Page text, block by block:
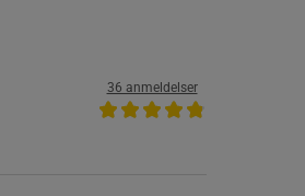
36 anmeldelser